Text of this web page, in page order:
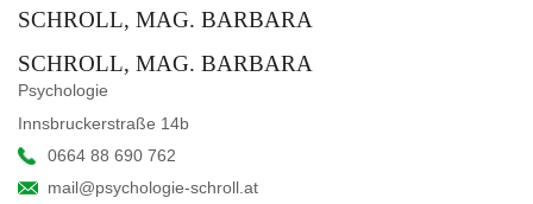
SCHROLL, MAG. BARBARA
SCHROLL, MAG. BARBARA
Psychologie
Innsbruckerstraße 14b
0664 88 690 762
mail@psychologie-schroll.at